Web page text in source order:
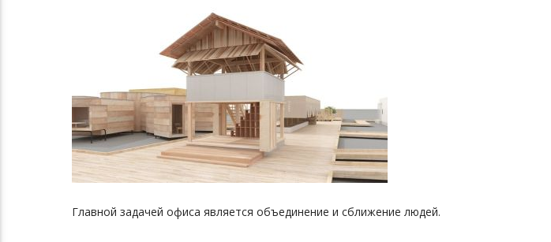
Главной задачей офиса является объединение и сближение людей.